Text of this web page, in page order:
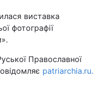
виставка
фотографії
Православної
patriarchia.ru.